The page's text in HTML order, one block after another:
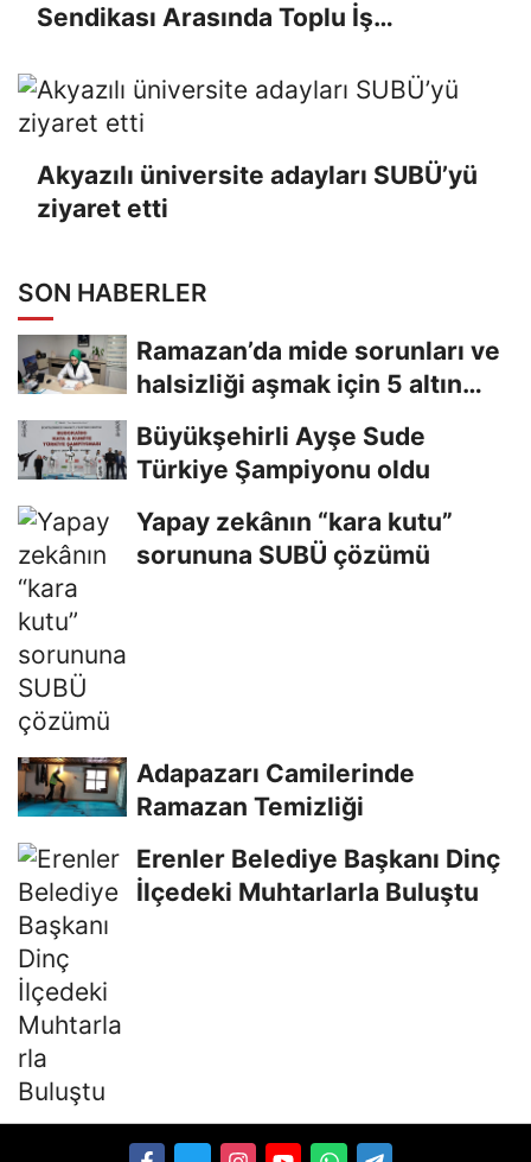
Sendikası Arasında Toplu İş
Akyazılı üniversite adayları SUBÜ’yü
ziyaret etti
SON HABERLER
Ramazan’da mide sorunları ve
halsizliği aşmak için 5 altın
Büyükşehirli Ayşe Sude
Türkiye Şampiyonu oldu
Yapay zekânın “kara kutu”
sorununa SUBÜ çözümü
Adapazarı Camilerinde
Ramazan Temizliği
Erenler Belediye Başkanı Dinç
İlçedeki Muhtarlarla Buluştu